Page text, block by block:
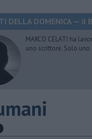
DELLA DOMENICA —
MARCO CELATI ha
uno scrittore. Solo uno